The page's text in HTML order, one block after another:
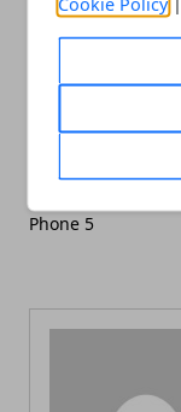
Facebook
Phone 5